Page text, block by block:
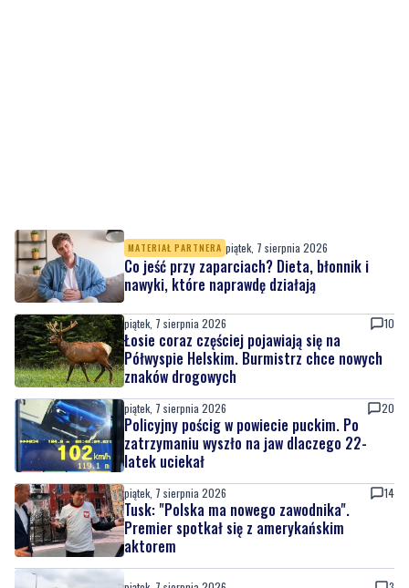
piątek, 7 sierpnia 2026
Łosie coraz częściej pojawiają się na
Półwyspie Helskim. Burmistrz chce nowych
znaków drogowych
piątek, 7 sierpnia 2026
Policyjny pościg w powiecie puckim. Po
zatrzymaniu wyszło na jaw dlaczego 22-
latek uciekał
piątek, 7 sierpnia 2026
Tusk: "Polska ma nowego zawodnika".
Premier spotkał się z amerykańskim
aktorem
piątek, 7 sierpnia 2026
Kolejna inwestycja drogowa zakończona.
Ulica Sudecka już przejezdna